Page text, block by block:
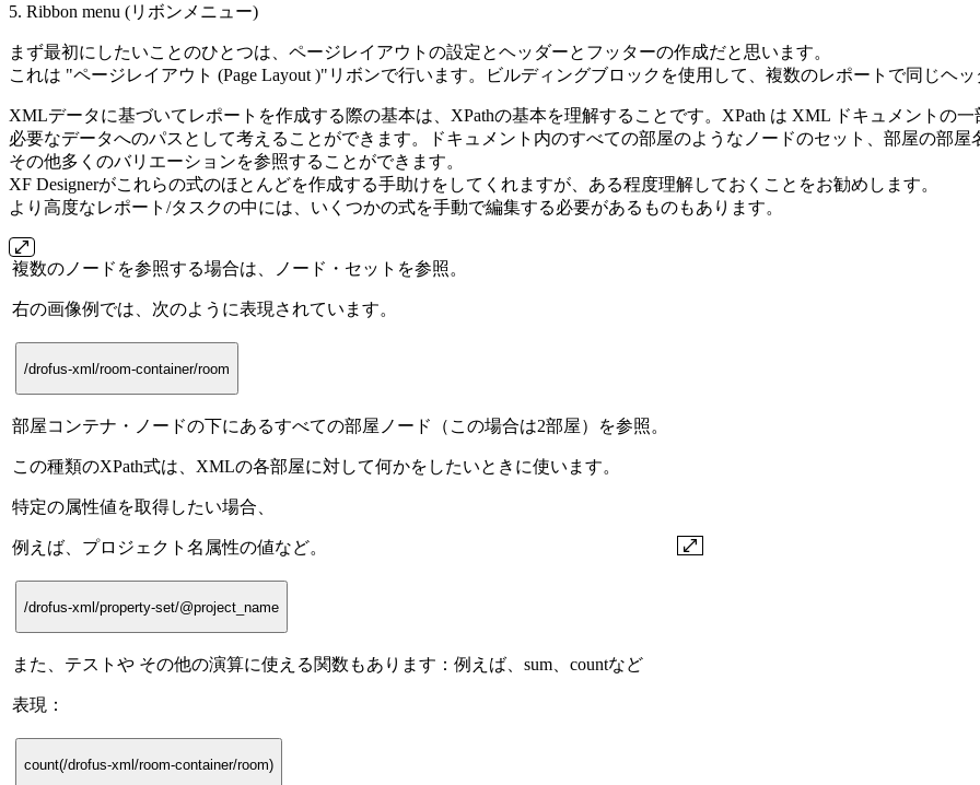
5. Ribbon menu (リボンメニュー)
まず最初にしたいことのひとつは、ページレイアウトの設定とヘッダーとフッターの作成だと思います。
これは "ページレイアウト (Page Layout )"リボンで行います。ビルディングブロックを使用して、複数のレポートで同じヘ
XMLデータに基づいてレポートを作成する際の基本は、XPathの基本を理解することです。 XPath は XML ドキュメントの
必要なデータへのパスとして考えることができます。ドキュメント内のすべての部屋のようなノードのセット、部屋の部屋
その他多くのバリエーションを参照することができます。
XF Designerがこれらの式のほとんどを作成する手助けをしてくれますが、ある程度理解しておくことをお勧めします。
より高度なレポート/タスクの中には、いくつかの式を手動で編集する必要があるものもあります。
複数のノードを参照する場合は、ノード・セットを参照。
右の画像例では、次のように表現されています。
/drofus-xml/room-container/room
部屋コンテナ・ノードの下にあるすべての部屋ノード（この場合は2部屋）を参照。
この種類のXPath式は、XMLの各部屋に対して何かをしたいときに使います。
特定の属性値を取得したい場合、
例えば、プロジェクト名属性の値など。
/drofus-xml/property-set/@project_name
また、テストや その他の演算に使える関数もあります：例えば、sum、countなど
表現：
count(/drofus-xml/room-container/room)